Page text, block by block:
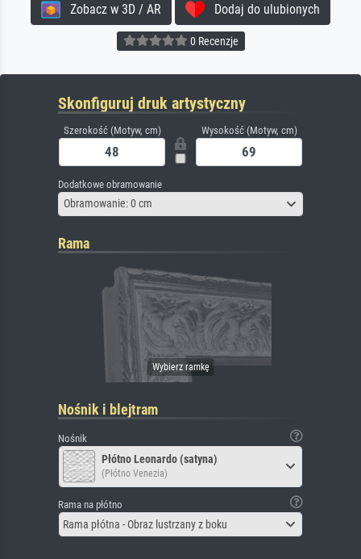
Zobacz w 3D / AR Dodaj do ulubionych
0 Recenzje
Skonfiguruj druk artystyczny
Szerokość (Motyw, cm) Wysokość (Motyw, cm)
Dodatkowe obramowanie
Obramowanie: 0 cm
Rama
Nośnik i blejtram
Nośnik
Płótno Leonardo (satyna)
(Płótno Venezia)
Rama na płótno
Rama płótna - Obraz lustrzany z boku